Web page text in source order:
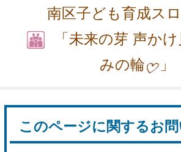
南区子ども育成ス
「未来の芽 声か
みの輪
」
このページに関するお